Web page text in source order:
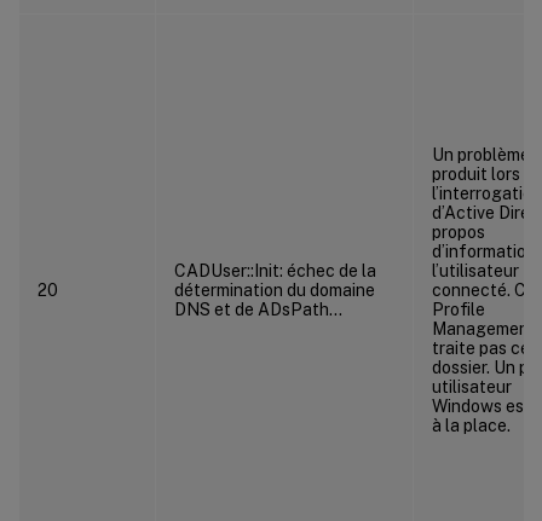
20
CADUser::Init: échec de la
détermination du domaine
DNS et de ADsPath…
Un problème
produit lors de
l’interrogation
d’Active
propos
l’utilisateur
connecté.
Profile
Management
traite pas ce
dossier. Un
utilisateur
Windows est
à la place.